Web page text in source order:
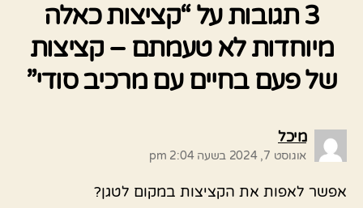
3 תגובות על “קציצות כאלה
מיוחדות לא טעמתם – קציצות
של פעם בחיים עם מרכיב סודי”
מיכלאומר:
אוגוסט 7, 2024 בשעה 2:04 pm
אפשר לאפות את הקציצות במקום לטגן?